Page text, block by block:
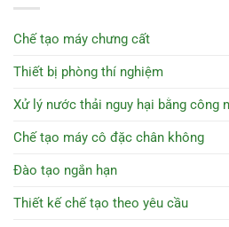
Chế tạo máy chưng cất
Thiết bị phòng thí nghiệm
Xử lý nước thải nguy hại bằng công
Chế tạo máy cô đặc chân không
Đào tạo ngắn hạn
Thiết kế chế tạo theo yêu cầu